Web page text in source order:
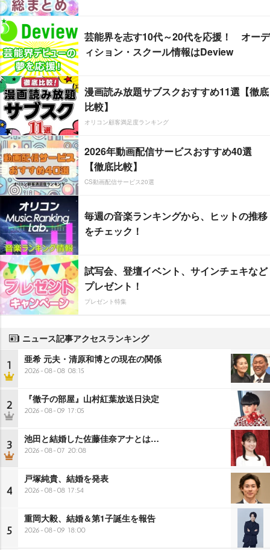
芸能界を志す10代～20代を応援！ オーデ
ィション・スクール情報はDeview
漫画読み放題サブスクおすすめ11選【徹底
比較】
オリコン顧客満足度ランキング
2026年動画配信サービスおすすめ40選
【徹底比較】
CS動画配信サービス20選
毎週の音楽ランキングから、ヒットの推移
をチェック！
試写会、登壇イベント、サインチェキなど
プレゼント！
プレゼント特集
ニュース記事アクセスランキング
1 亜希 元夫・清原和博との現在の関係
2026-08-08 08:15
2 『徹子の部屋』山村紅葉放送日決定
2026-08-09 17:05
3 池田と結婚した佐藤佳奈アナとは…
2026-08-07 20:08
4
戸塚純貴、結婚を発表
2026-08-08 17:54
5
重岡大毅、結婚＆第1子誕生を報告
2026-08-09 18:00